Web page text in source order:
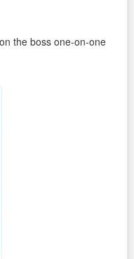
the boss one-on-one